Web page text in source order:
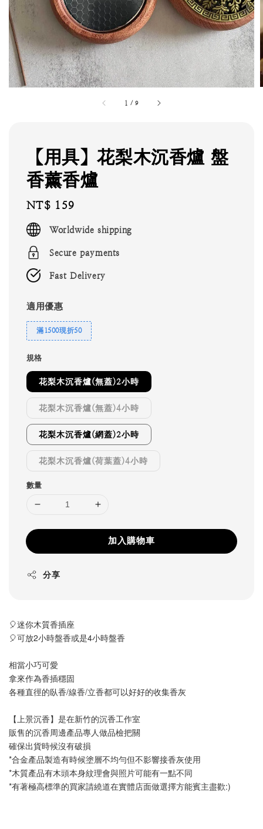
1 /9
【用具】花梨木沉香爐 盤
香薰香爐
Regular
price
NT$ 159
Worldwide shipping
Secure payments
Fast Delivery
適用優惠
滿1500現折50
規格
花梨木沉香爐(無蓋)2小時
花梨木沉香爐(無蓋)4小時
花梨木沉香爐(網蓋)2小時
花梨木沉香爐(荷葉蓋)4小時
數量
加入購物車
分享
🎈迷你木質香插座
🎈可放2小時盤香或是4小時盤香
相當小巧可愛
拿來作為香插穩固
各種直徑的臥香/線香/立香都可以好好的收集香灰
【上景沉香】是在新竹的沉香工作室
販售的沉香周邊產品專人做品檢把關
確保出貨時候沒有破損
*合金產品製造有時候塗層不均勻但不影響接香灰使用
*木質產品有木頭本身紋理會與照片可能有一點不同
*有著極高標準的買家請繞道在實體店面做選擇方能賓主盡歡:)